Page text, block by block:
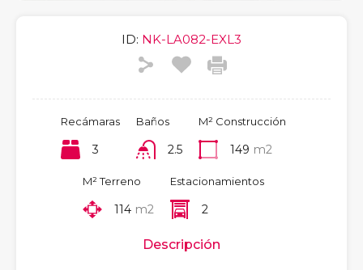
ID: NK-LA082-EXL3
Recámaras
3
Baños
2.5
M² Construcción
149 m2
M² Terreno
114 m2
Estacionamientos
2
Descripción